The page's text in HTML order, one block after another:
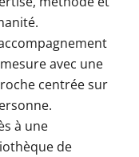
avec une
centrée sur
à une
de